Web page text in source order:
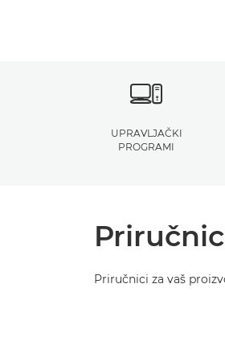
UPRAVLJAČKI
PROGRAMI
Priručnici za vaš